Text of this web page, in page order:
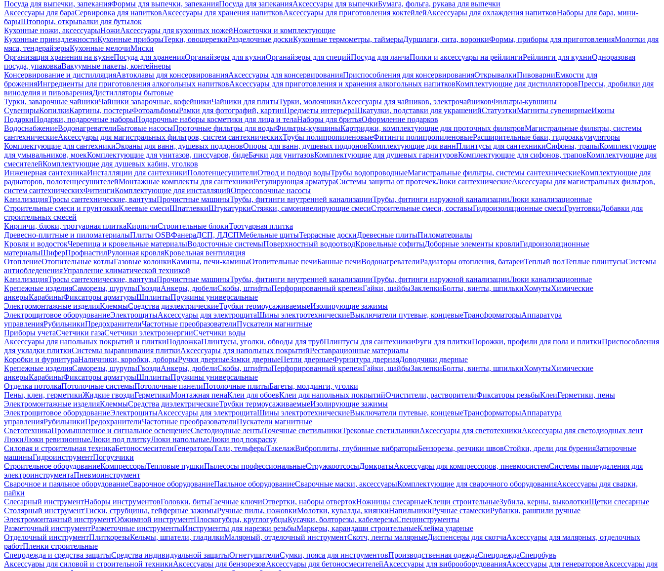
Посуда для выпечки, запеканияФормы для выпечки, запеканияПосуда для запеканияАксессуары для выпечкиБумага, фольга, рукава для выпечки
Аксессуары для бараСервировка для напитковАксессуары для хранения напитковАксессуары для приготовления коктейлейАксессуары для охлаждения напитковНаборы для бара, мини-
барыШтопоры, открывалки для бутылок
Кухонные ножи, аксессуарыНожиАксессуары для кухонных ножейНожеточки и комплектующие
Кухонные принадлежностиКухонные приборыТерки, овощерезкиРазделочные доскиКухонные термометры, таймерыДуршлаги, сита, воронкиФормы, приборы для приготовленияМолотки для
мяса, тендерайзерыКухонные мелочиМиски
Организация хранения на кухнеПосуда для храненияОрганайзеры для кухниОрганайзеры для специйПосуда для ланчаПолки и аксессуары на рейлингиРейлинги для кухниОдноразовая
посуда, упаковкаВакуумные пакеты, контейнеры
Консервирование и дистилляцияАвтоклавы для консервированияАксессуары для консервированияПриспособления для консервированияОткрывалкиПивоварниЕмкости для
броженияИнгредиенты для приготовления алкогольных напитковАксессуары для приготовления и хранения алкогольных напитковКомплектующие для дистилляторовПрессы, дробилки для
виноделия и пивоваренияДистилляторы бытовые
Турки, заварочные чайникиЧайники заварочные, кофейникиЧайники для плитыТурки, молочникиАксессуары для чайников, электрочайниковФильтры-кувшины
СувенирыКопилкиКартины, постерыФотоальбомыРамки для фотографий, картинПредметы интерьераШкатулки, подставки для украшенийСтатуэткиМагниты сувенирныеИконы
ПодаркиПодарки, подарочные наборыПодарочные наборы косметики для лица и телаНаборы для бритьяОформление подарков
ВодоснабжениеВодонагревателиБытовые насосыПроточные фильтры для водыФильтры-кувшиныКартриджи, комплектующие для проточных фильтровМагистральные фильтры, системы
сантехническиеАксессуары для магистральных фильтров, систем сантехническихТрубы полипропиленовыеФитинги полипропиленовыеРасширительные баки, гидроаккумуляторы
Комплектующие для сантехникиЭкраны для ванн, душевых поддоновОпоры для ванн, душевых поддоновКомплектующие для ваннПлинтусы для сантехникиСифоны, трапыКомплектующие
для умывальников, моекКомплектующие для унитазов, писсуаров, бидеБачки для унитазовКомплектующие для душевых гарнитуровКомплектующие для сифонов, траповКомплектующие для
смесителейКомплектующие для душевых кабин, уголков
Инженерная сантехникаИнсталляции для сантехникиПолотенцесушителиОтвод и подвод водыТрубы водопроводныеМагистральные фильтры, системы сантехническиеКомплектующие для
радиаторов, полотенцесушителейМонтажные комплекты для сантехникиРегулирующая арматураСистемы защиты от протечекЛюки сантехническиеАксессуары для магистральных фильтров,
систем сантехническихФитингиКомплектующие для инсталляцийОпрессовочные насосы
КанализацияТросы сантехнические, вантузыПрочистные машиныТрубы, фитинги внутренней канализацииТрубы, фитинги наружной канализацииЛюки канализационные
Строительные смеси и грунтовкиКлеевые смесиШпатлевкиШтукатуркиСтяжки, самонивелирующие смесиСтроительные смеси, составыГидроизоляционные смесиГрунтовкиДобавки для
строительных смесей
Кирпичи, блоки, тротуарная плиткаКирпичиСтроительные блокиТротуарная плитка
Древесно-плитные и пиломатериалыПлиты OSBФанераДСП, ЛДСПМебельные щитыТеррасные доскиДревесные плитыПиломатериалы
Кровля и водостокЧерепица и кровельные материалыВодосточные системыПоверхностный водоотводКровельные софитыДоборные элементы кровлиГидроизоляционные
материалыШиферПрофнастилРулонная кровляКровельная вентиляция
ОтоплениеОтопительные котлыГазовые колонкиКамины, печи-каминыОтопительные печиБанные печиВодонагревателиРадиаторы отопления, батареиТеплый полТеплые плинтусыСистемы
антиобледененияУправление климатической техникой
КанализацияТросы сантехнические, вантузыПрочистные машиныТрубы, фитинги внутренней канализацииТрубы, фитинги наружной канализацииЛюки канализационные
Крепежные изделияСаморезы, шурупыГвоздиАнкеры, дюбелиСкобы, штифтыПерфорированный крепежГайки, шайбыЗаклепкиБолты, винты, шпилькиХомутыХимические
анкерыКарабиныФиксаторы арматурыШплинтыПружины универсальные
Электромонтажные изделияКлеммыСредства диэлектрическиеТрубки термоусаживаемыеИзолирующие зажимы
Электрощитовое оборудованиеЭлектрощитыАксессуары для электрощитаШины электротехническиеВыключатели путевые, концевыеТрансформаторыАппаратура
управленияРубильникиПредохранителиЧастотные преобразователиПускатели магнитные
Приборы учетаСчетчики газаСчетчики электроэнергииСчетчики воды
Аксессуары для напольных покрытий и плиткиПодложкаПлинтусы, уголки, обводы для трубПлинтусы для сантехникиФуги для плиткиПорожки, профили для пола и плиткиПриспособления
для укладки плиткиСистемы выравнивания плиткиАксессуары для напольных покрытийРеставрационные материалы
Коробки и фурнитураНаличники, коробки, доборыРучки дверныеЗамки дверныеПетли дверныеФурнитура двернаяДоводчики дверные
Крепежные изделияСаморезы, шурупыГвоздиАнкеры, дюбелиСкобы, штифтыПерфорированный крепежГайки, шайбыЗаклепкиБолты, винты, шпилькиХомутыХимические
анкерыКарабиныФиксаторы арматурыШплинтыПружины универсальные
Отделка потолкаПотолочные системыПотолочные панелиПотолочные плитыБагеты, молдинги, уголки
Пены, клеи, герметикиЖидкие гвоздиГерметикиМонтажная пенаКлеи для обоевКлеи для напольных покрытийОчистители, растворителиФиксаторы резьбыКлеиГерметики, пены
Электромонтажные изделияКлеммыСредства диэлектрическиеТрубки термоусаживаемыеИзолирующие зажимы
Электрощитовое оборудованиеЭлектрощитыАксессуары для электрощитаШины электротехническиеВыключатели путевые, концевыеТрансформаторыАппаратура
управленияРубильникиПредохранителиЧастотные преобразователиПускатели магнитные
СветотехникаПромышленное и сигнальное освещениеСветодиодные лентыТочечные светильникиТрековые светильникиАксессуары для светотехникиАксессуары для светодиодных лент
ЛюкиЛюки ревизионныеЛюки под плиткуЛюки напольныеЛюки под покраску
Силовая и строительная техникаБетоносмесителиГенераторыТали, тельферыТакелажВиброплиты, глубинные вибраторыБензорезы, резчики швовСтойки, дрели для буренияЗатирочные
машиныГидроинструментПогрузчики
Строительное оборудованиеКомпрессорыТепловые пушкиПылесосы профессиональныеСтружкоотсосыДомкратыАксессуары для компрессоров, пневмосистемСистемы пылеудаления для
электроинструментаПневмоинструмент
Сварочное и паяльное оборудованиеСварочное оборудованиеПаяльное оборудованиеСварочные маски, аксессуарыКомплектующие для сварочного оборудованияАксессуары для сварки,
пайки
Слесарный инструментНаборы инструментовГоловки, битыГаечные ключиОтвертки, наборы отвертокНожницы слесарныеКлещи строительныеЗубила, керны, выколоткиЩетки слесарные
Столярный инструментТиски, струбцины, гейферные зажимыРучные пилы, ножовкиМолотки, кувалды, киянкиНапильникиРучные стамескиРубанки, рашпили ручные
Электромонтажный инструментОбжимной инструментПлоскогубцы, круглогубцыКусачки, болторезы, кабелерезыСпецинструменты
Разметочный инструментРазметочные инструментыИнструменты для нарезки резьбыМаркеры, карандаши строительныеКлейма ударные
Отделочный инструментПлиткорезыКельмы, шпатели, гладилкиМалярный, отделочный инструментСкотч, ленты малярныеДиспенсеры для скотчаАксессуары для малярных, отделочных
работПленки строительные
Спецодежда и средства защитыСредства индивидуальной защитыОгнетушителиСумки, пояса для инструментовПроизводственная одеждаСпецодеждаСпецобувь
Аксессуары для силовой и строительной техникиАксессуары для бензорезовАксессуары для бетоносмесителейАксессуары для виброоборудованияАксессуары для генераторовАксессуары для